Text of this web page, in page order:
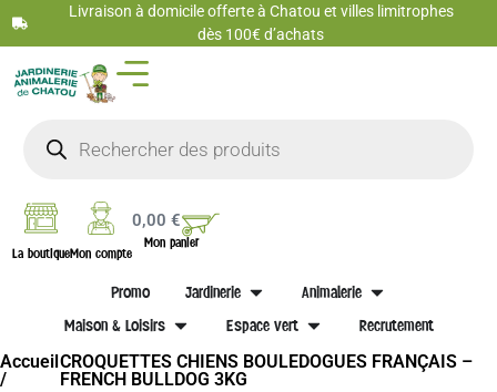
Livraison à domicile offerte à Chatou et villes limitrophes
dès 100€ d’achats
La boutiqueMon compte
0,00€
Mon panier
Promo Jardinerie
Animalerie
Maison & Loisirs
Espace vert Recrutement
Accueil
/
CROQUETTES CHIENS BOULEDOGUES FRANÇAIS –
FRENCH BULLDOG 3KG